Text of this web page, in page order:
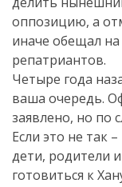
оппозицию, а
иначе обещал
репатриантов.
Четыре года
ваша очередь.
заявлено, но по
Если это не так
дети, родители
готовиться к